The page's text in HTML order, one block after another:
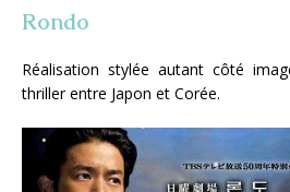
Rondo
Réalisation stylée autant côté
thriller entre Japon et Corée.